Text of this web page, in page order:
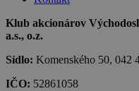
Klub akcionárov
a.s., o.z.
Sídlo: Komenského 50, 042
IČO: 52861058